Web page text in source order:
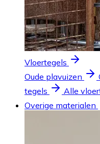
Vloertegels
Oude plavuizen
tegels
Alle
Overige materialen